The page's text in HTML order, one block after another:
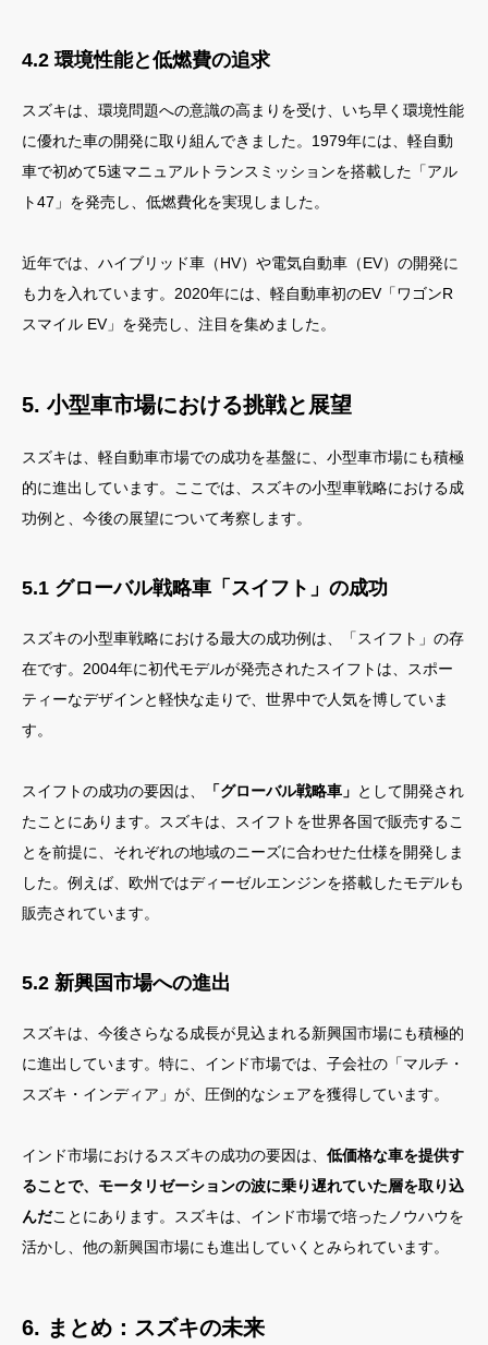
4.2 環境性能と低燃費の追求
スズキは、環境問題への意識の高まりを受け、いち早く環境性能
に優れた車の開発に取り組んできました。1979年には、軽自動
車で初めて5速マニュアルトランスミッションを搭載した「アル
ト47」を発売し、低燃費化を実現しました。
近年では、ハイブリッド車（HV）や電気自動車（EV）の開発に
も力を入れています。2020年には、軽自動車初のEV「ワゴンR
スマイル EV」を発売し、注目を集めました。
5. 小型車市場における挑戦と展望
スズキは、軽自動車市場での成功を基盤に、小型車市場にも積極
的に進出しています。ここでは、スズキの小型車戦略における成
功例と、今後の展望について考察します。
5.1 グローバル戦略車「スイフト」の成功
スズキの小型車戦略における最大の成功例は、「スイフト」の存
在です。2004年に初代モデルが発売されたスイフトは、スポー
ティーなデザインと軽快な走りで、世界中で人気を博していま
す。
スイフトの成功の要因は、 「グローバル戦略車」 として開発され
たことにあります。スズキは、スイフトを世界各国で販売するこ
とを前提に、それぞれの地域のニーズに合わせた仕様を開発しま
した。例えば、欧州ではディーゼルエンジンを搭載したモデルも
販売されています。
5.2 新興国市場への進出
スズキは、今後さらなる成長が見込まれる新興国市場にも積極的
に進出しています。特に、インド市場では、子会社の「マルチ・
スズキ・インディア」が、圧倒的なシェアを獲得しています。
インド市場におけるスズキの成功の要因は、 低価格な車を提供す
ることで、モータリゼーションの波に乗り遅れていた層を取り込
んだことにあります。スズキは、インド市場で培ったノウハウを
活かし、他の新興国市場にも進出していくとみられています。
6. まとめ：スズキの未来